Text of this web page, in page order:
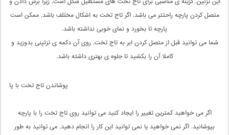
متصل کردن پارچه راحتتر می باشد. اگر تاج تخت به اشکال مختلف باشد, ممکن است
پارچه تا بخورد و نمای خوبی نداشته باشد.
شما می توانید قبل از متصل کردن ابر به تاج تخت, روی آن دکمه ی تزئینی بدوزید و
کاملا آن را بکشید تا جلوه ی بهتری داشته باشد.
پوشاندن تاج تخت با پارچه
اگر می خواهید کمترین تغییر را ایجاد کنید می توانید روی تاج تخت را با پارچه
بپوشانید. اگر نمی خواهید یا نمی توانید این کار را انجام دهید, می توانید به طور